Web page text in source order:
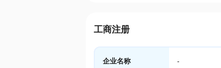
工商注册
企业名称 -